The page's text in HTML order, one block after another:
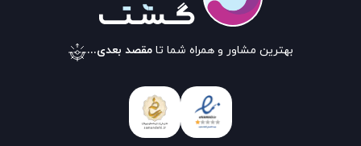
بهترین مشاور و همراه شما تا مقصد بعدی...